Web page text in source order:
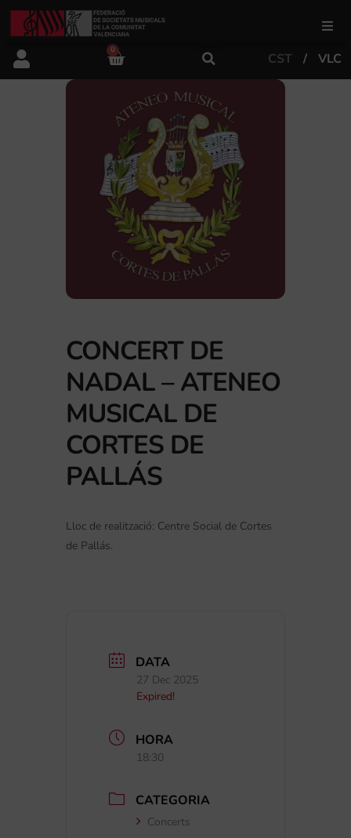
FSMCV
Àrea educativa
0
CST VLC
CONCERT DE
NADAL – ATENEO
MUSICAL DE
CORTES DE
PALLÁS
Lloc de realització: Centre Social de Cortes
de Pallás.
DATA
27 Dec 2025
Expired!
HORA
18:30
CATEGORIA
Concerts